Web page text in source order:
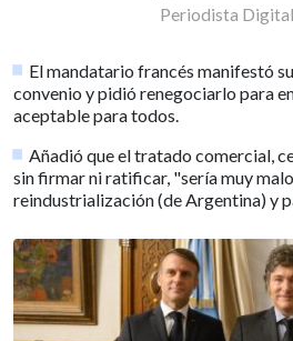
Periodista
El mandatario francés manifestó
convenio y pidió renegociarlo para
aceptable para todos.
Añadió que el tratado comercial,
sin firmar ni ratificar, "sería muy
reindustrialización (de Argentina) y